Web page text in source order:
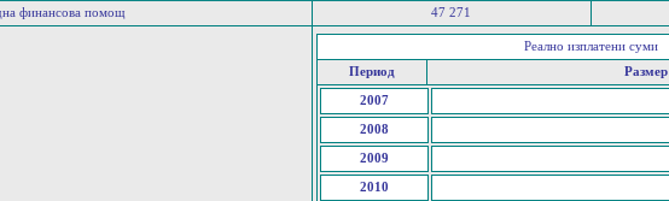
финансова помощ 47 271
Реално изплатени суми
Период
Размер
2007
2008
2009
2010